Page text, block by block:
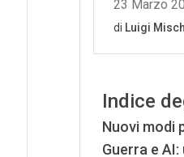
Indice
Nuovi modi
Guerra e AI: